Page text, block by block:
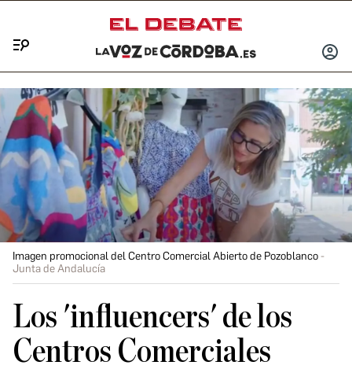
INICIAR
Imagen promocional del Centro Comercial Abierto de Pozoblanco
Junta de Andalucía
Los 'influencers' de los
Centros Comerciales